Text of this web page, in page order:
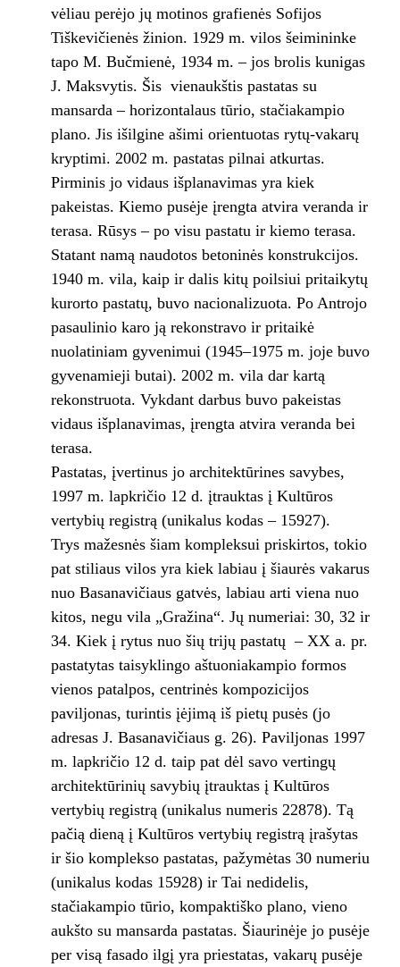
vėliau perėjo jų motinos grafienės Sofijos
Tiškevičienės žinion. 1929 m. vilos šeimininke
tapo M. Bučmienė, 1934 m. – jos brolis kunigas
J. Maksvytis. Šis vienaukštis pastatas su
mansarda – horizontalaus tūrio, stačiakampio
plano. Jis išilgine ašimi orientuotas rytų-vakarų
kryptimi. 2002 m. pastatas pilnai atkurtas.
Pirminis jo vidaus išplanavimas yra kiek
pakeistas. Kiemo pusėje įrengta atvira veranda ir
terasa. Rūsys – po visu pastatu ir kiemo terasa.
Statant namą naudotos betoninės konstrukcijos.
1940 m. vila, kaip ir dalis kitų poilsiui pritaikytų
kurorto pastatų, buvo nacionalizuota. Po Antrojo
pasaulinio karo ją rekonstravo ir pritaikė
nuolatiniam gyvenimui (1945–1975 m. joje buvo
gyvenamieji butai). 2002 m. vila dar kartą
rekonstruota. Vykdant darbus buvo pakeistas
vidaus išplanavimas, įrengta atvira veranda bei
terasa.
Pastatas, įvertinus jo architektūrines savybes,
1997 m. lapkričio 12 d. įtrauktas į Kultūros
vertybių registrą (unikalus kodas – 15927).
Trys mažesnės šiam kompleksui priskirtos, tokio
pat stiliaus vilos yra kiek labiau į šiaurės vakarus
nuo Basanavičiaus gatvės, labiau arti viena nuo
kitos, negu vila „Gražina“. Jų numeriai: 30, 32 ir
34. Kiek į rytus nuo šių trijų pastatų – XX a. pr.
pastatytas taisyklingo aštuoniakampio formos
vienos patalpos, centrinės kompozicijos
paviljonas, turintis įėjimą iš pietų pusės (jo
adresas J. Basanavičiaus g. 26). Paviljonas 1997
m. lapkričio 12 d. taip pat dėl savo vertingų
architektūrinių savybių įtrauktas į Kultūros
vertybių registrą (unikalus numeris 22878). Tą
pačią dieną į Kultūros vertybių registrą įrašytas
ir šio komplekso pastatas, pažymėtas 30 numeriu
(unikalus kodas 15928) ir Tai nedidelis,
stačiakampio tūrio, kompaktiško plano, vieno
aukšto su mansarda pastatas. Šiaurinėje jo pusėje
per visą fasado ilgį yra priestatas, vakarų pusėje